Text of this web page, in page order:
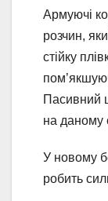
Армуючі
розчин,
стійку
Пасивний
на даному
У новому
робить